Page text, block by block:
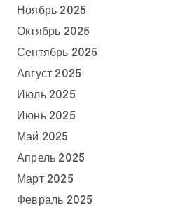
Ноябрь 2025
Октябрь 2025
Сентябрь 2025
Август 2025
Июль 2025
Июнь 2025
Май 2025
Апрель 2025
Март 2025
Февраль 2025